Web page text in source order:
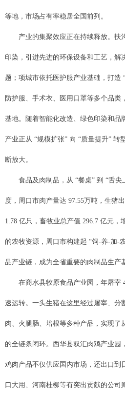
等地，市场占有率稳居全国前列。
产业的集聚效应正在持续释放。扶
印染，引进先进的环保设备和工艺，解
题；项城市依托医护服产业基础，打造
防护服、手术衣、医用口罩等多个品类
基地。随着智能化改造、绿色印染和品
产业正从 “规模扩张” 向 “质量提升” 转
断放大。
食品及肉制品，从 “餐桌” 到 “舌尖
度，周口市肉产量达 97.55万吨，生猪
1.78 亿只，畜牧业总产值 296.7 亿元，
的农牧资源，周口市构建起 “饲-养-加-
品产业链，成为全省重要的肉制品生产
在商水县牧原食品产业园，年屠宰
速运转。一头生猪在这里经过屠宰、分
肉、火腿肠、培根等多种产品，实现了
的全链条闭环。西华县双汇肉鸡产业园
鸡肉产品不仅供应国内市场，还出口到
口大用、河南桂柳等有突出贡献的公司